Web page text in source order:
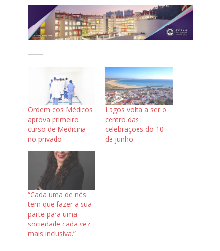
Ordem dos Médicos
aprova primeiro
curso de Medicina
no privado
Lagos volta a ser o
centro das
celebrações do 10
de junho
“Cada uma de nós
tem que fazer a sua
parte para uma
sociedade cada vez
mais inclusiva.”